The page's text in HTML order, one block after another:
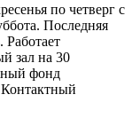
по четверг с
Последняя
зал на 30
фонд
Контактный